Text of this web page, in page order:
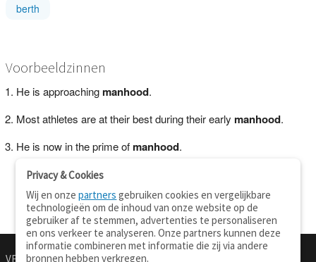
berth
Voorbeeldzinnen
He is approachingmanhood.
Most athletes are at their best during their early manhood.
He is now in the prime ofmanhood.
VERTALEN.NU
Privacy & Cookies
Wij en onzepartners gebruiken cookies en vergelijkbare
technologieën om de inhoud van onze website op de
gebruiker af te stemmen, advertenties te personaliseren
en ons verkeer te analyseren. Onze partners kunnen deze
informatie combineren met informatie die zij via andere
bronnen hebben verkregen.